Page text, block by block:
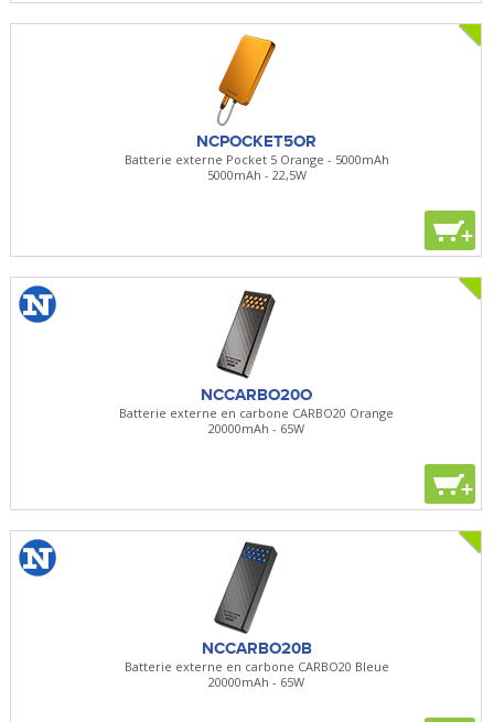
NCPOCKET5OR
Batterie externe Pocket 5 Orange - 5000mAh
5000mAh - 22,5W
+
NCCARBO20O
Batterie externe en carbone CARBO20 Orange
20000mAh - 65W
+
NCCARBO20B
Batterie externe en carbone CARBO20 Bleue
20000mAh - 65W